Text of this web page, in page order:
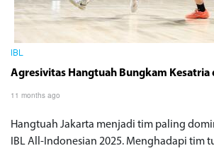
IBL
Agresivitas Hangtuah Bungkam Kesatria
11 months ago
Hangtuah Jakarta menjadi tim paling
IBL All-Indonesian 2025. Menghadapi tim